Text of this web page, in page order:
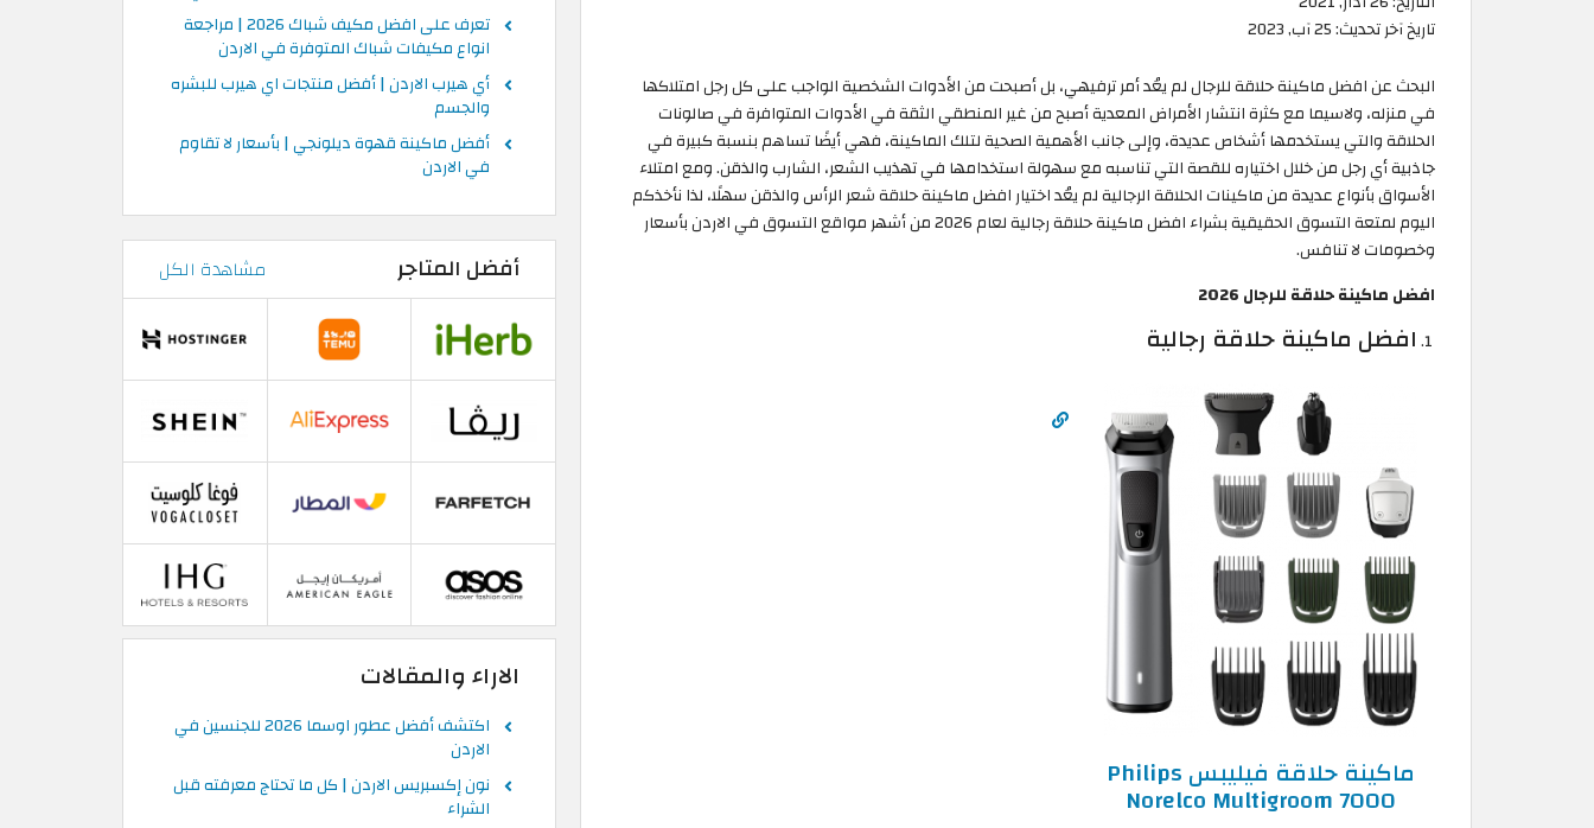
تاريخ آخر تحديث:25 آب, 2023
البحث عن افضل ماكينة حلاقة للرجال لم يعُد أمر ترفيهي، بل أصبحت من الأدوات الشخصية الواجب على كل رجل امتلاكها
في منزله، ولاسيما مع كثرة انتشار الأمراض المعدية أصبح من غير المنطقي الثقة في الأدوات المتوافرة في صالونات
الحلاقة والتي يستخدمها أشخاص عديدة، وإلى جانب الأهمية الصحية لتلك الماكينة، فهي أيضًا تساهم بنسبة كبيرة في
جاذبية أي رجل من خلال اختياره للقصة التي تناسبه مع سهولة استخدامها في تهذيب الشعر، الشارب والذقن. ومع امتلاء
الأسواق بأنواع عديدة من ماكينات الحلاقة الرجالية لم يعُد اختيار افضل ماكينة حلاقة شعر الرأس والذقن سهلًا، لذا نأخذكم
اليوم لمتعة التسوق الحقيقية بشراء افضل ماكينة حلاقة رجالية لعام 2026 من أشهر مواقع التسوق في الاردن بأسعار
وخصومات لا تنافس.
افضل ماكينة حلاقة للرجال 2026
افضل ماكينة حلاقة رجالية
ماكينة حلاقة فيليبس Philips
Norelco Multigroom 7000
تعرف على افضل مكيف شباك 2026 | مراجعة
انواع مكيفات شباك المتوفرة في الاردن
أي هيرب الاردن | أفضل منتجات اي هيرب للبشره
والجسم
أفضل ماكينة قهوة ديلونجي | بأسعار لا تقاوم
في الاردن
أفضل المتاجر مشاهدة الكل
الاراء والمقالات
اكتشف أفضل عطور اوسما 2026 للجنسين في
الاردن
نون إكسبريس الاردن | كل ما تحتاج معرفته قبل
الشراء